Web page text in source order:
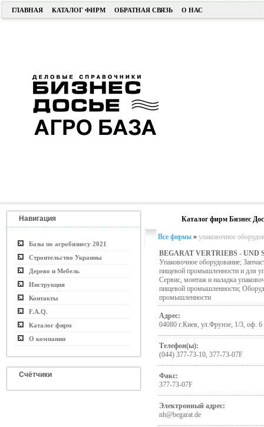
ГЛАВНАЯ КАТАЛОГ ФИРМ ОБРАТНАЯ СВЯЗЬ О НАС
Навигация
Базы по агробизнесу 2021
Строительство Украины
Дерево и Мебель
Инструкция
Контакты
F.A.Q.
Каталог фирм
О компании
Счётчики
Каталог фирм Бизнес
Все фирмы » упаковочное
BEGARAT VERTRIEBS - UND
Упаковочное оборудование;
пищевой промышленности и для
Сервис, монтаж и наладка
пищевой промышленности;
промышленности
Адрес:
04080 г.Киев, ул.Фрунзе, 1/3, оф. 6
Телефон(ы):
(044) 377-73-10, 377-73-07F
Факс:
377-73-07F
Электронный адрес:
nh@begarat.de